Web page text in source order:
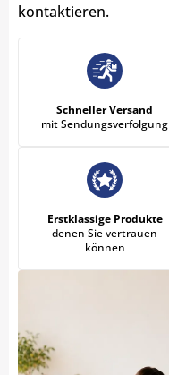
kontaktieren.
Schneller Versand
mit Sendungsverfolgung
Erstklassige Produkte
denen Sie vertrauen
können